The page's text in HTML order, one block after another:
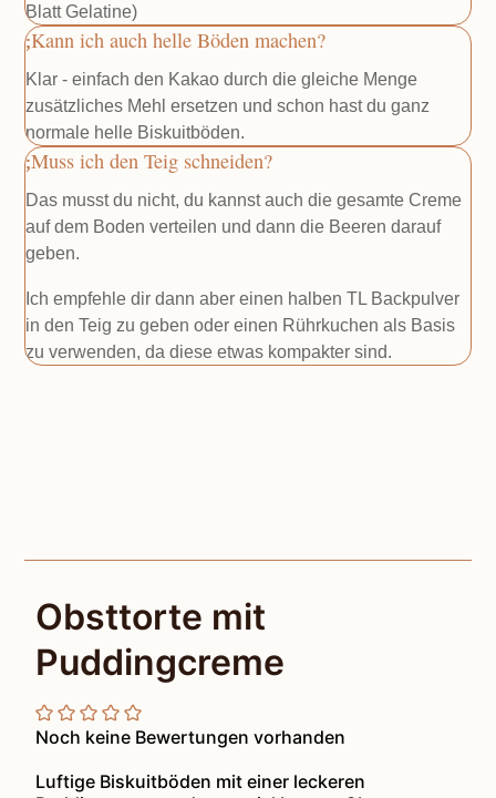
Blatt Gelatine)
Kann ich auch helle Böden machen?
Klar - einfach den Kakao durch die gleiche Menge
zusätzliches Mehl ersetzen und schon hast du ganz
normale helle Biskuitböden.
Muss ich den Teig schneiden?
Das musst du nicht, du kannst auch die gesamte Creme
auf dem Boden verteilen und dann die Beeren darauf
geben.
Ich empfehle dir dann aber einen halben TL Backpulver
in den Teig zu geben oder einen Rührkuchen als Basis
zu verwenden, da diese etwas kompakter sind.
Obsttorte mit
Puddingcreme
Noch keine Bewertungen vorhanden
Luftige Biskuitböden mit einer leckeren